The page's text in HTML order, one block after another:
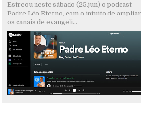
Estreou neste sábado (25.jun) o podcast
Padre Léo Eterno, com o intuito de ampliar
os canais de evangeli...